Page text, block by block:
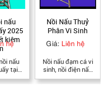
nấu
2025
kiệm
hệ
nấu
tại
kết
cao
Nồi Nấu Thuỷ
Phân Vi Sinh
Giá: Liên hệ
Nồi nấu đạm cá vi
sinh, nồi điện nấu
thuỷ phân, nồi nấu
thuỷ phân có cánh